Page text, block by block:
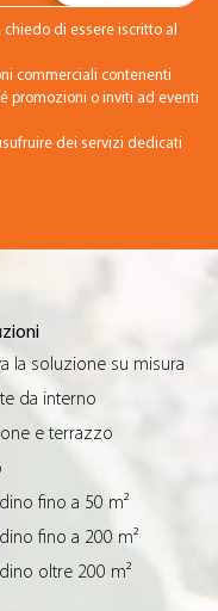
, chiedo di essere iscritto al
commerciali contenenti
promozioni o inviti ad eventi
dei servizi dedicati
la soluzione su misura
da interno
e terrazzo
fino a 50 m²
fino a 200 m²
oltre 200 m²